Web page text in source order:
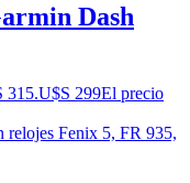
Dash
315.U$S 299El precio